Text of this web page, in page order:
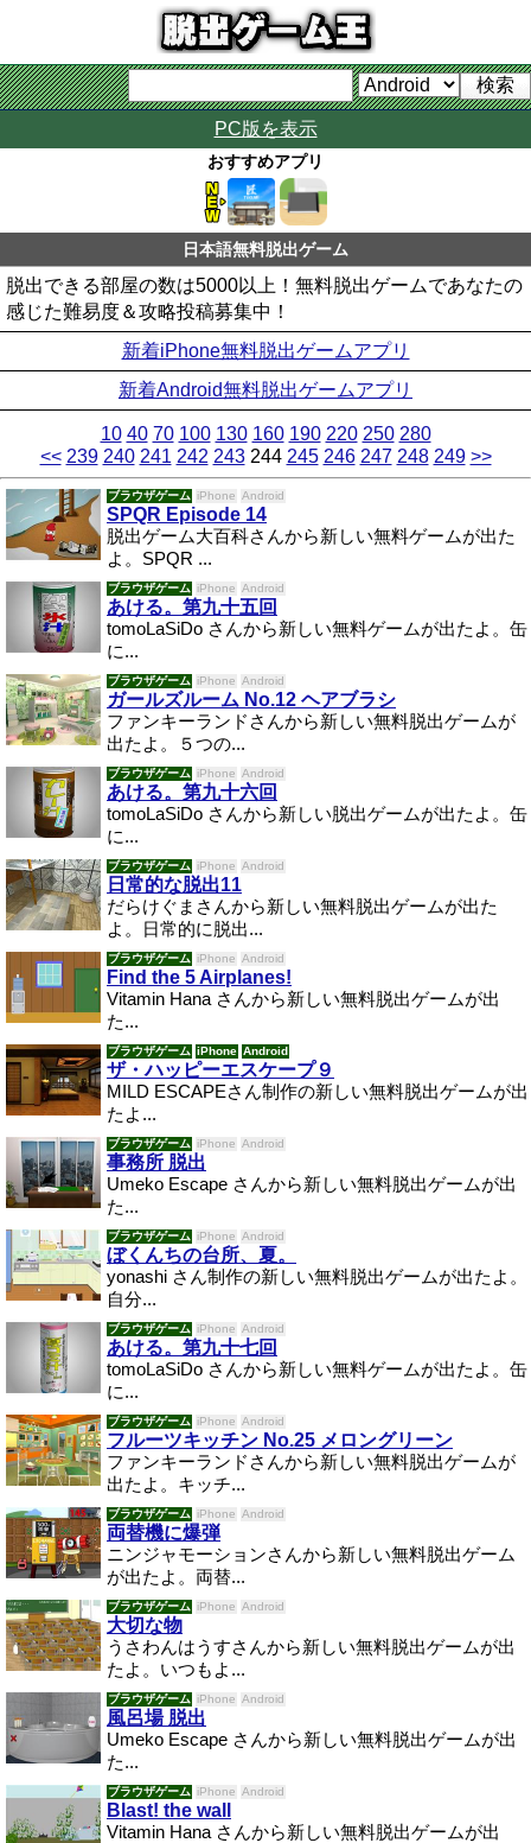
PC版を表示
おすすめアプリ
日本語無料脱出ゲーム
脱出できる部屋の数は5000以上！無料脱出ゲームであなたの
感じた難易度＆攻略投稿募集中！
新着iPhone無料脱出ゲームアプリ
新着Android無料脱出ゲームアプリ
10 40 70 100 130 160 190 220 250 280
<< 239 240 241 242 243244 245 246 247 248 249 >>
ブラウザゲーム iPhone Android
SPQR Episode 14
脱出ゲーム大百科さんから新しい無料ゲームが出た
よ。SPQR ...
ブラウザゲーム iPhone Android
あける。第九十五回
tomoLaSiDo さんから新しい無料ゲームが出たよ。缶
に...
ブラウザゲーム iPhone Android
ガールズルーム No.12 ヘアブラシ
ファンキーランドさんから新しい無料脱出ゲームが
出たよ。５つの...
ブラウザゲーム iPhone Android
あける。第九十六回
tomoLaSiDo さんから新しい脱出ゲームが出たよ。缶
に...
ブラウザゲーム iPhone Android
日常的な脱出11
だらけぐまさんから新しい無料脱出ゲームが出た
よ。日常的に脱出...
ブラウザゲーム iPhone Android
Find the 5 Airplanes!
Vitamin Hana さんから新しい無料脱出ゲームが出
た...
ブラウザゲーム iPhone Android
ザ・ハッピーエスケープ９
MILD ESCAPEさん制作の新しい無料脱出ゲームが出
たよ...
ブラウザゲーム iPhone Android
事務所 脱出
Umeko Escape さんから新しい無料脱出ゲームが出
た...
ブラウザゲーム iPhone Android
ぼくんちの台所、夏。
yonashi さん制作の新しい無料脱出ゲームが出たよ。
自分...
ブラウザゲーム iPhone Android
あける。第九十七回
tomoLaSiDo さんから新しい無料ゲームが出たよ。缶
に...
ブラウザゲーム iPhone Android
フルーツキッチン No.25 メロングリーン
ファンキーランドさんから新しい無料脱出ゲームが
出たよ。キッチ...
ブラウザゲーム iPhone Android
両替機に爆弾
ニンジャモーションさんから新しい無料脱出ゲーム
が出たよ。両替...
ブラウザゲーム iPhone Android
大切な物
うさわんはうすさんから新しい無料脱出ゲームが出
たよ。いつもよ...
ブラウザゲーム iPhone Android
風呂場 脱出
Umeko Escape さんから新しい無料脱出ゲームが出
た...
ブラウザゲーム iPhone Android
Blast! the wall
Vitamin Hana さんから新しい無料脱出ゲームが出